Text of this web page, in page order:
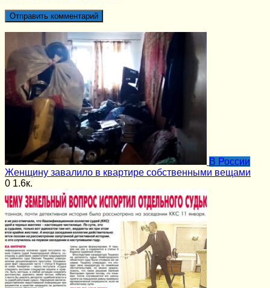
В России
Женщину завалило в квартире собственными вещами
0 1.6к.